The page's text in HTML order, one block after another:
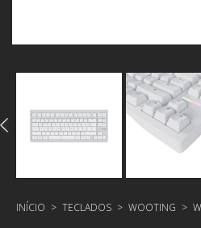
INÍCIO > TECLADOS > WOOTING >